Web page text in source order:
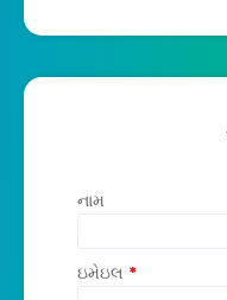
નામ
ઇમેઇલ *